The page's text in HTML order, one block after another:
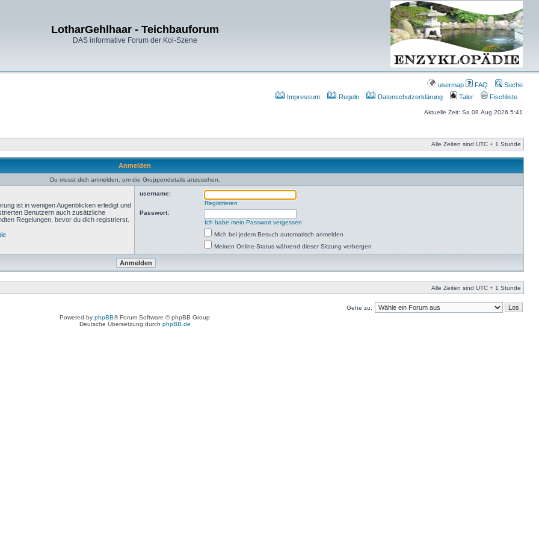
LotharGehlhaar - Teichbauforum
DAS informative Forum der Koi-Szene
usermap FAQ
Suche
Impressum
Regeln Datenschutzerklärung Taler Fischliste
Aktuelle Zeit: Sa 08.Aug 2026 5:41
Alle Zeiten sind UTC + 1 Stunde
Anmelden
Du musst dich anmelden, um die Gruppendetails anzusehen.
ist in wenigen Augenblicken erledigt und
Benutzern auch zusätzliche
Regelungen, bevor du dich registrierst.
username:
Registrieren
Passwort:
Ich habe mein Passwort vergessen
Mich bei jedem Besuch automatisch anmelden
Meinen Online-Status während dieser Sitzung verbergen
Alle Zeiten sind UTC + 1 Stunde
Gehe zu:
Powered by phpBB® Forum Software © phpBB Group
Deutsche Übersetzung durch phpBB.de